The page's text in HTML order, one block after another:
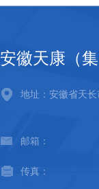
安徽天康（
地址：安徽省天
邮箱：
传真：